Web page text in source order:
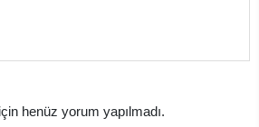
henüz yorum yapılmadı.